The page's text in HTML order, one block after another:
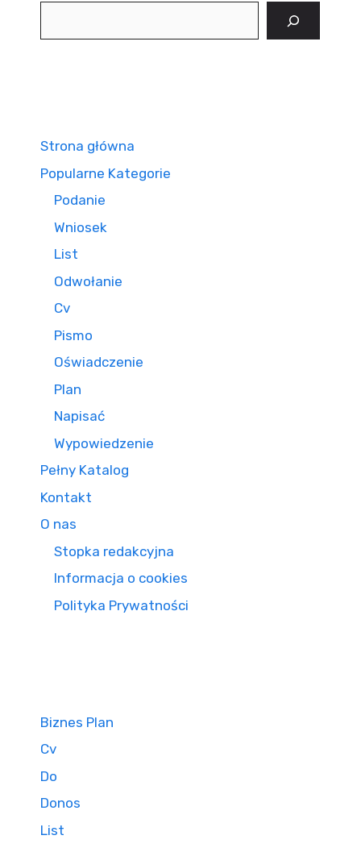
Strona główna
Popularne Kategorie
Podanie
Wniosek
List
Odwołanie
Cv
Pismo
Oświadczenie
Plan
Napisać
Wypowiedzenie
Pełny Katalog
Kontakt
O nas
Stopka redakcyjna
Informacja o cookies
Polityka Prywatności
Biznes Plan
Cv
Do
Donos
List